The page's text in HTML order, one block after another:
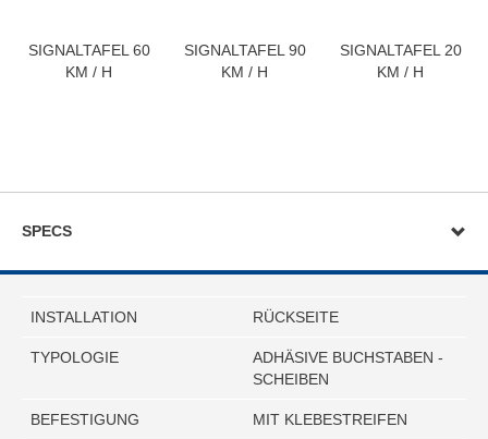
SIGNALTAFEL 60
KM / H
SIGNALTAFEL 90
KM / H
SIGNALTAFEL 20
KM / H
SPECS
INSTALLATION RÜCKSEITE
TYPOLOGIE
ADHÄSIVE BUCHSTABEN -
SCHEIBEN
BEFESTIGUNG MIT KLEBESTREIFEN